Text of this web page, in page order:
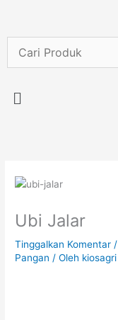
konten
Menu
Ubi Jalar
Tinggalkan Komentar /
Pangan / Oleh kiosagri